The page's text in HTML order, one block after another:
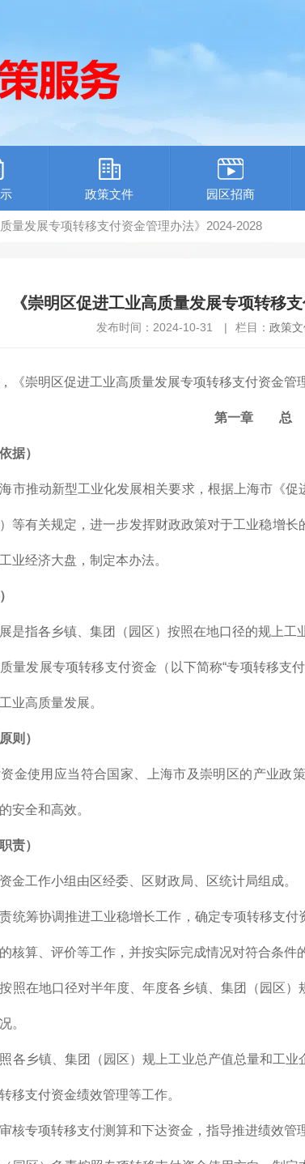
政策文件 园区招商
量发展专项转移支付资金管理办法》2024-2028
《崇明区促进工业高质量发展专项转移
发布时间：2024-10-31 | 栏目： 政策
《崇明区促进工业高质量发展专项转移支付资金管
第一章 总
据）
市推动新型工业化发展相关要求，根据上海市《
等有关规定，进一步发挥财政政策对于工业稳增
业经济大盘，制定本办法。
是指各乡镇、集团（园区）按照在地口径的规上工
量发展专项转移支付资金（以下简称“专项转移支
业高质量发展。
则）
金使用应当符合国家、上海市及崇明区的产业政
安全和高效。
责）
金工作小组由区经委、区财政局、区统计局组成。
统筹协调推进工业稳增长工作，确定专项转移支
核算、评价等工作，并按实际完成情况对符合条件
照在地口径对半年度、年度各乡镇、集团（园区
。
各乡镇、集团（园区）规上工业总产值总量和工
移支付资金绩效管理等工作。
核专项转移支付测算和下达资金，指导推进绩效管